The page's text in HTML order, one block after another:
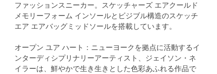
ファッションスニーカー。スケッチャーズ エアクールド
メモリーフォーム インソールとビジブル構造のスケッチ
エア エアバッグミッドソールを搭載しています。
オープン ユア ハート：ニューヨークを拠点に活動するイ
ンターディシプリナリーアーティスト、ジェイソン・ネ
イラーは、鮮やかで生き生きとした色彩あふれる作品で